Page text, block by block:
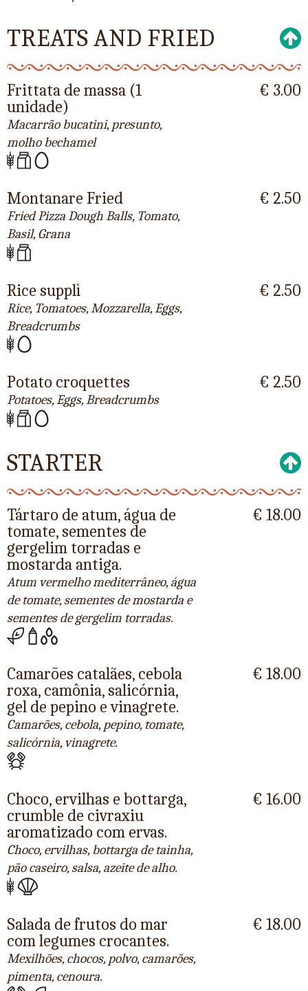
TREATS AND FRIED
Frittata de massa (1
unidade)
Macarrão bucatini, presunto,
molho bechamel
€ 3.00
Montanare Fried
Fried Pizza Dough Balls, Tomato,
Basil, Grana
€ 2.50
Rice supplì
Rice, Tomatoes, Mozzarella, Eggs,
Breadcrumbs
€ 2.50
Potato croquettes
Potatoes, Eggs, Breadcrumbs
€ 2.50
STARTER
Tártaro de atum, água de
tomate, sementes de
gergelim torradas e
mostarda antiga.
Atum vermelho mediterrâneo, água
de tomate, sementes de mostarda e
sementes de gergelim torradas.
€ 18.00
Camarões catalães, cebola
roxa, camônia, salicórnia,
gel de pepino e vinagrete.
Camarões, cebola, pepino, tomate,
salicórnia, vinagrete.
€ 18.00
Choco, ervilhas e bottarga,
crumble de civraxiu
aromatizado com ervas.
Choco, ervilhas, bottarga de tainha,
pão caseiro, salsa, azeite de alho.
€ 16.00
Salada de frutos do mar
com legumes crocantes.
Mexilhões, chocos, polvo, camarões,
pimenta, cenoura.
€ 18.00